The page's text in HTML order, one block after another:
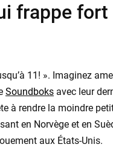
frappe fort
11! ». Imaginez
Soundboksavec leur
à rendre la moindre
en Norvège et en
aux États-Unis.